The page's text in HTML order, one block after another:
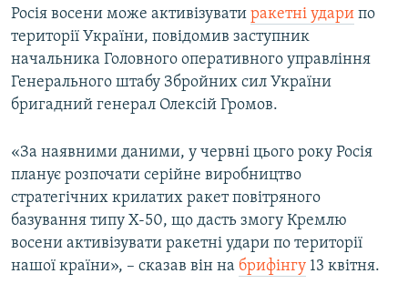
Усі сайти RFE/RL
Росія восени може активізувати ракетні удари по
території України, повідомив заступник
начальника Головного оперативного управління
Генерального штабу Збройних сил України
бригадний генерал Олексій Громов.
«За наявними даними, у червні цього року Росія
планує розпочати серійне виробництво
стратегічних крилатих ракет повітряного
базування типу Х-50, що дасть змогу Кремлю
восени активізувати ракетні удари по території
нашої країни», – сказав він на брифінгу 13 квітня.